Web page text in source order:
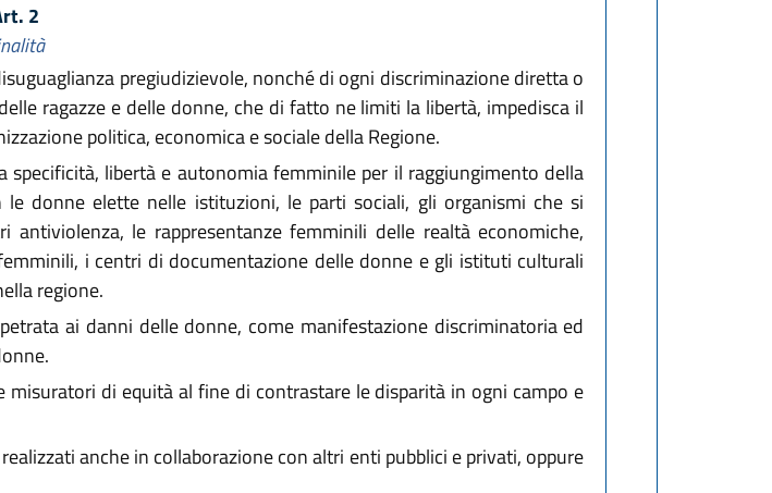
2
pregiudizievole, nonché di ogni discriminazione diretta o
ragazze e delle donne, che di fatto ne limiti la libertà, impedisca il
politica, economica e sociale della Regione.
libertà e autonomia femminile per il raggiungimento della
donne elette nelle istituzioni, le parti sociali, gli organismi che si
le rappresentanze femminili delle realtà economiche,
i centri di documentazione delle donne e gli istituti culturali
regione.
ai danni delle donne, come manifestazione discriminatoria ed
di equità al fine di contrastare le disparità in ogni campo e
anche in collaborazione con altri enti pubblici e privati, oppure